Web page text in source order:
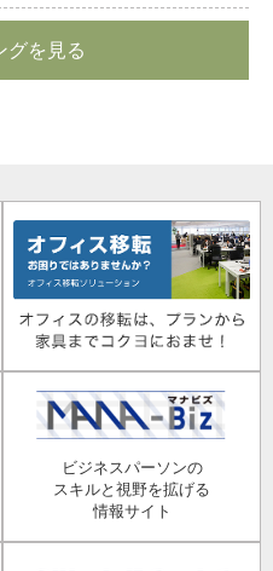
グを見る
ビジネスパーソンの
スキルと視野を拡げる
情報サイト